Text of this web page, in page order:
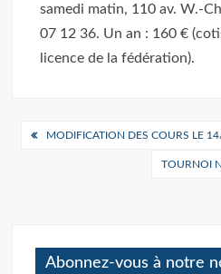
samedi matin, 110 av. W.-
07 12 36. Un an : 160 €
licence de la fédération).
Navigation
MODIFICATION DES COURS LE
TOURNOI
Abonnez-vous à notre